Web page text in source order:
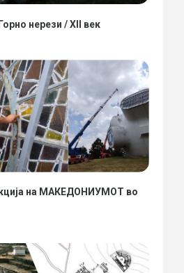
нерези / XII век
на МАКЕДОНИУМОТ во